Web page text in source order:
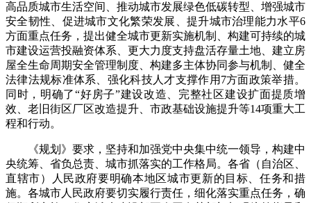
高品质城市生活空间、推动城市发展绿色低碳转型、增强城市
安全韧性、促进城市文化繁荣发展、提升城市治理能力水平6
方面重点任务，提出健全城市更新实施机制、构建可持续的城
市建设运营投融资体系、更大力度支持盘活存量土地、建立房
屋全生命周期安全管理制度、构建多主体协同参与机制、健全
法律法规标准体系、强化科技人才支撑作用7方面政策举措。
同时，明确了“好房子”建设改造、完整社区建设扩面提质增
效、老旧街区厂区改造提升、市政基础设施提升等14项重大工
程和行动。
《规划》要求，坚持和加强党中央集中统一领导，构建中
央统筹、省负总责、城市抓落实的工作格局。各省（自治区、
直辖市）人民政府要明确本地区城市更新的目标、任务和措
施。各城市人民政府要切实履行责任，细化落实重点任务，确